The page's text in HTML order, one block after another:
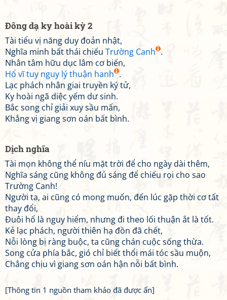
Đông dạ ky hoài kỳ 2
Tài tiểu vị năng duy đoản nhật,
Nghĩa minh bất thái chiếu Trường Canh .
Nhân tâm hữu dục lâm cơ biến,
Hổ vĩ tuy nguy lý thuận hanh .
Lạc phách nhân giai truyền ký tử,
Ky hoài ngã diệc yếm dư sinh.
Bắc song chỉ giải xuy sầu mấn,
Khẳng vị giang sơn oán bất bình.
Dịch nghĩa
Tài mọn không thể níu mặt trời để cho ngày dài thêm,
Nghĩa sáng cũng không đủ sáng để chiếu rọi cho sao
Trường Canh!
Người ta, ai cũng có mong muốn, đến lúc gặp thời cơ tất
thay đổi,
Đuôi hổ là nguy hiểm, nhưng đi theo lối thuận ắt là tốt.
Kẻ lạc phách, người thiên hạ đồn đã chết,
Nỗi lòng bị ràng buộc, ta cũng chán cuộc sống thừa.
Song cửa phía bắc, gió chỉ biết thổi mái tóc sầu muộn,
Chẳng chịu vì giang sơn oán hận nỗi bất bình.
[Thông tin 1 nguồn tham khảo đã được ẩn]